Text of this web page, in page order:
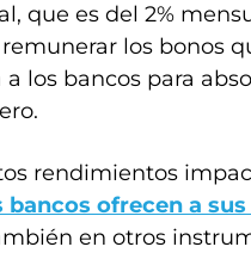
que es del 2%
los bonos
a los bancos para
rendimientos
bancos ofrecen a
en otros